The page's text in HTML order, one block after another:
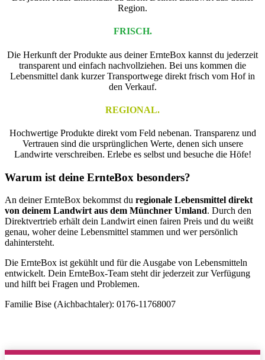
Region.
FRISCH.
Die Herkunft der Produkte aus deiner ErnteBox kannst du jederzeit
transparent und einfach nachvollziehen. Bei uns kommen die
Lebensmittel dank kurzer Transportwege direkt frisch vom Hof in
den Verkauf.
REGIONAL.
Hochwertige Produkte direkt vom Feld nebenan. Transparenz und
Vertrauen sind die ursprünglichen Werte, denen sich unsere
Landwirte verschreiben. Erlebe es selbst und besuche die Höfe!
Warum ist deine ErnteBox besonders?
An deiner ErnteBox bekommst du regionale Lebensmittel direkt
von deinem Landwirt aus dem Münchner Umland. Durch den
Direktvertrieb erhält dein Landwirt einen fairen Preis und du weißt
genau, woher deine Lebensmittel stammen und wer persönlich
dahintersteht.
Die ErnteBox ist gekühlt und für die Ausgabe von Lebensmitteln
entwickelt. Dein ErnteBox-Team steht dir jederzeit zur Verfügung
und hilft bei Fragen und Problemen.
Familie Bise (Aichbachtaler): 0176-11768007